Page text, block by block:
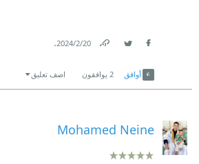
20‏/2‏/2024
.
أوافق 2 يوافقون اضف تعليق
Mohamed Neine